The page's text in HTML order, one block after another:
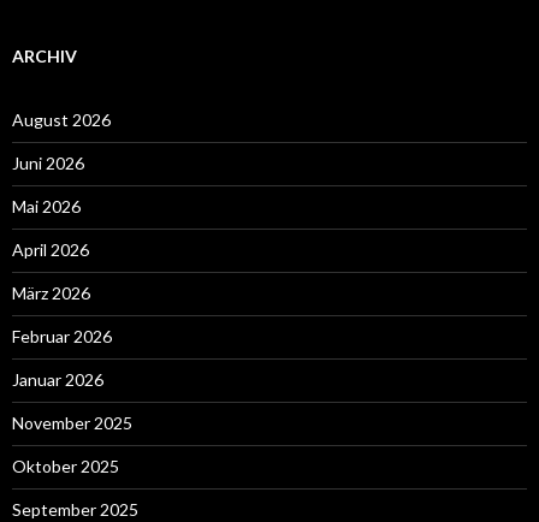
ARCHIV
August 2026
Juni 2026
Mai 2026
April 2026
März 2026
Februar 2026
Januar 2026
November 2025
Oktober 2025
September 2025